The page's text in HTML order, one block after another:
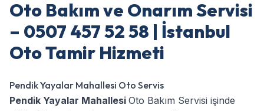
Oto Bakım ve Onarım Servisi
– 0507 457 52 58 | İstanbul
Oto Tamir Hizmeti
Pendik Yayalar Mahallesi Oto Servis
Pendik Yayalar Mahallesi Oto Bakım Servisi işinde